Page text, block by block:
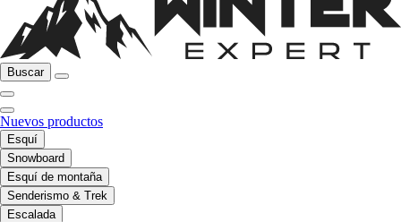
Buscar
Nuevos productos
Esquí
Snowboard
Esquí de montaña
Senderismo & Trek
Escalada